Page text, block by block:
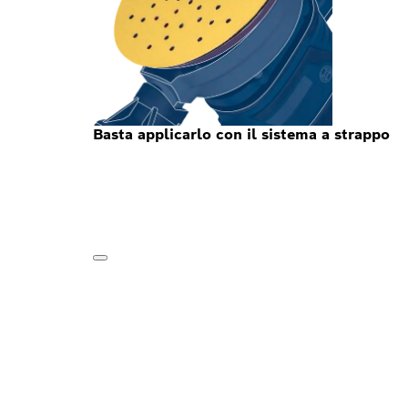
Basta applicarlo con il sistema a strappo